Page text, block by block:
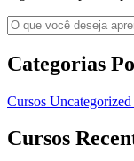
Categorias
Cursos Uncategorized
Cursos